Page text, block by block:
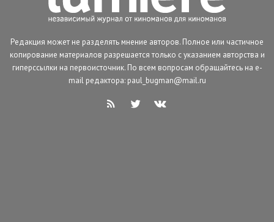
Редакция может не разделять мнение авторов. Полное или частичное
копирование материалов разрешается только с указанием авторства и
гиперссылки на первоисточник. По всем вопросам обращайтесь на e-
mail редактора: paul_bugman@mail.ru